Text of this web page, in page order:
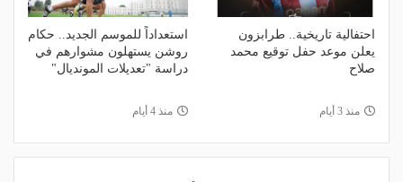
احتفالية تاريخية.. طرابزون
يعلن موعد حفل توقيع محمد
صلاح
منذ 3 أيام
استعداداً للموسم الجديد.. حكام
روشن يستهلون مشوارهم في
دراسة "تعديلات المونديال"
منذ 4 أيام